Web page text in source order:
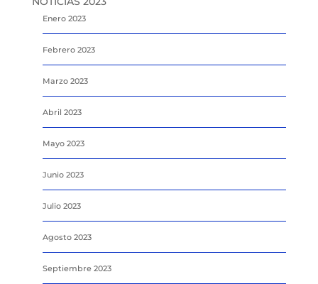
Enero 2023
Febrero 2023
Marzo 2023
Abril 2023
Mayo 2023
Junio 2023
Julio 2023
Agosto 2023
Septiembre 2023